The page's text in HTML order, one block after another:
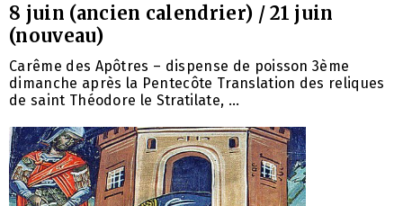
8 juin (ancien calendrier) / 21 juin
(nouveau)
Carême des Apôtres – dispense de poisson 3ème
dimanche après la Pentecôte Translation des reliques
de saint Théodore le Stratilate, ...